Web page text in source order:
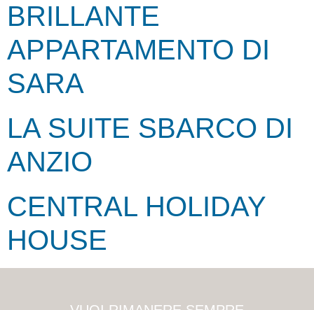
BRILLANTE
APPARTAMENTO DI
SARA
LA SUITE SBARCO DI
ANZIO
CENTRAL HOLIDAY
HOUSE